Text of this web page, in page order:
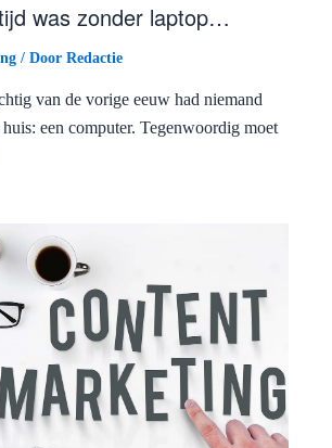
was zonder laptop…
/ Door Redactie
van de vorige eeuw had niemand
huis: een computer. Tegenwoordig moet